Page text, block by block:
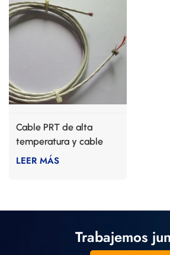
Cable PRT de alta
temperatura y cable
RTD
LEER MÁS
Trabajemos